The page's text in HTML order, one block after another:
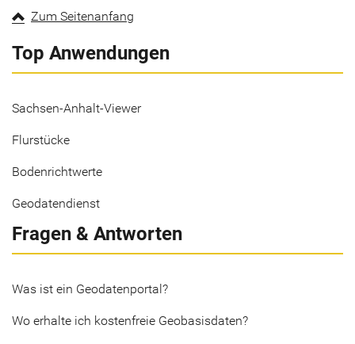
Zum Seitenanfang
Top Anwendungen
Sachsen-Anhalt-Viewer
Flurstücke
Bodenrichtwerte
Geodatendienst
Fragen & Antworten
Was ist ein Geodatenportal?
Wo erhalte ich kostenfreie Geobasisdaten?